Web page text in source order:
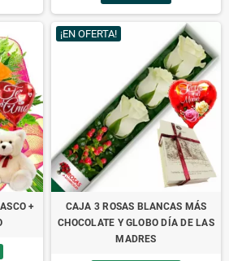
+
¡EN OFERTA!
CAJA 3 ROSAS BLANCAS MÁS
CHOCOLATE Y GLOBO DÍA DE LAS
MADRES